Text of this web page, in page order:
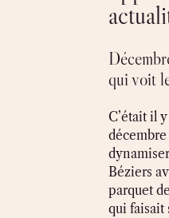
qui voit
C’était il
décembre
Béziers
parquet
qui faisait